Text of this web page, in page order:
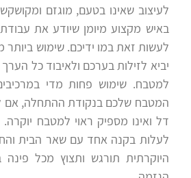
לעיצוב שאינו בטעם, מוגזם
באיש מקצוע מיומן שיודע את
לעשות זאת במו ידיכם. שימוש ביותר
יביא לזילות בערכם ולאיבוד כל הערך
למטבח. שימוש פחות מדי
המטבח שלכם בנקודת ההתחלה, אם
דל ואינו מספיק ראוי למטבח יוקרה.
לעלות בקנה אחד עם שאר הבית
היוקרתית תורגש ותצוץ מכל